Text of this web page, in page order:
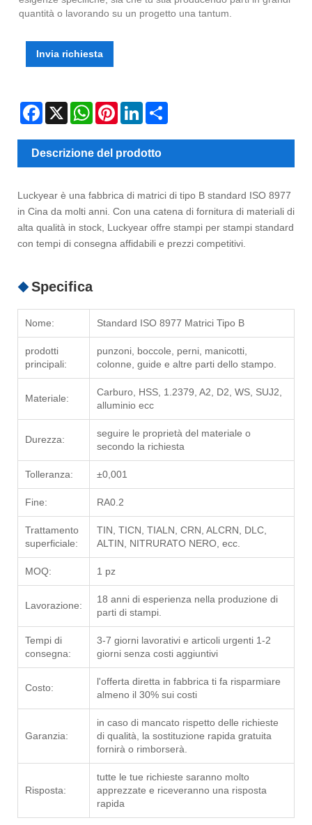
quantità o lavorando su un progetto una tantum.
Invia richiesta
Facebook
X WhatsAppPinterestLinkedIn
Descrizione del prodotto
Luckyear è una fabbrica di matrici di tipo B standard ISO 8977
in Cina da molti anni. Con una catena di fornitura di materiali di
alta qualità in stock, Luckyear offre stampi per stampi standard
con tempi di consegna affidabili e prezzi competitivi.
Specifica
Nome: Standard ISO 8977 Matrici Tipo B
prodotti
principali:
punzoni, boccole, perni, manicotti,
colonne, guide e altre parti dello stampo.
Materiale:
Carburo, HSS, 1.2379, A2, D2, WS, SUJ2,
alluminio ecc
Durezza:
seguire le proprietà del materiale o
secondo la richiesta
Tolleranza: ±0,001
Fine: RA0.2
Trattamento
superficiale:
TIN, TICN, TIALN, CRN, ALCRN, DLC,
ALTIN, NITRURATO NERO, ecc.
MOQ: 1 pz
Lavorazione:
18 anni di esperienza nella produzione di
parti di stampi.
Tempi di
consegna:
3-7 giorni lavorativi e articoli urgenti 1-2
giorni senza costi aggiuntivi
Costo:
l'offerta diretta in fabbrica ti fa risparmiare
almeno il 30% sui costi
Garanzia:
in caso di mancato rispetto delle richieste
di qualità, la sostituzione rapida gratuita
fornirà o rimborserà.
Risposta:
tutte le tue richieste saranno molto
apprezzate e riceveranno una risposta
rapida